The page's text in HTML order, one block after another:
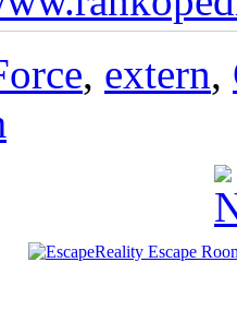
, extern,